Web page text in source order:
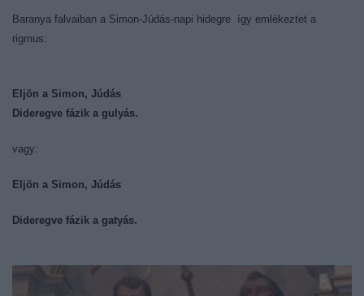
Baranya falvaiban a Simon-Júdás-napi hidegre így emlékeztet a
rigmus:
Eljön a Simon, Júdás
Dideregve fázik a gulyás.
vagy:
Eljön a Simon, Júdás
Dideregve fázik a gatyás.